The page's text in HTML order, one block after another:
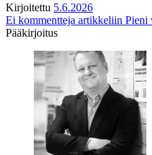
Kirjoitettu 5.6.2026
Ei kommentteja artikkeliin Pieni
Pääkirjoitus